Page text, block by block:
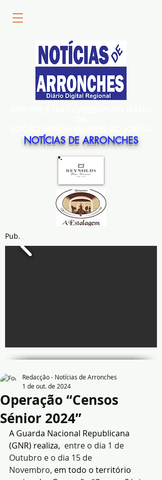
NOTÍCIAS DE ARRONCHES
Pub.
Operação “Censos
Sénior 2024”
Redacção - Notícias de Arronches
1 de out. de 2024
A Guarda Nacional Republicana
(GNR) realiza, entre o dia 1 de
Outubro e o dia 15 de
Novembro, em todo o território